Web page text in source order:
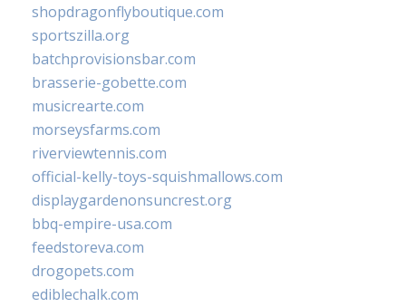
shopdragonflyboutique.com
sportszilla.org
batchprovisionsbar.com
brasserie-gobette.com
musicrearte.com
morseysfarms.com
riverviewtennis.com
official-kelly-toys-squishmallows.com
displaygardenonsuncrest.org
bbq-empire-usa.com
feedstoreva.com
drogopets.com
ediblechalk.com